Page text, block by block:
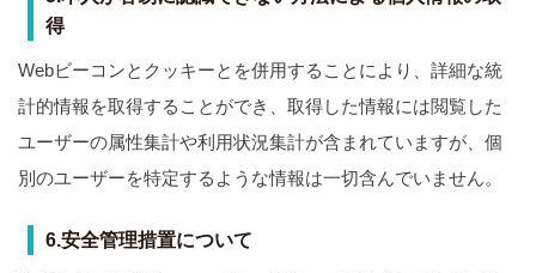
得
Webビーコンとクッキーとを併用することにより、詳細な統
計的情報を取得することができ、取得した情報には閲覧した
ユーザーの属性集計や利用状況集計が含まれていますが、個
別のユーザーを特定するような情報は一切含んでいません。
6.安全管理措置について